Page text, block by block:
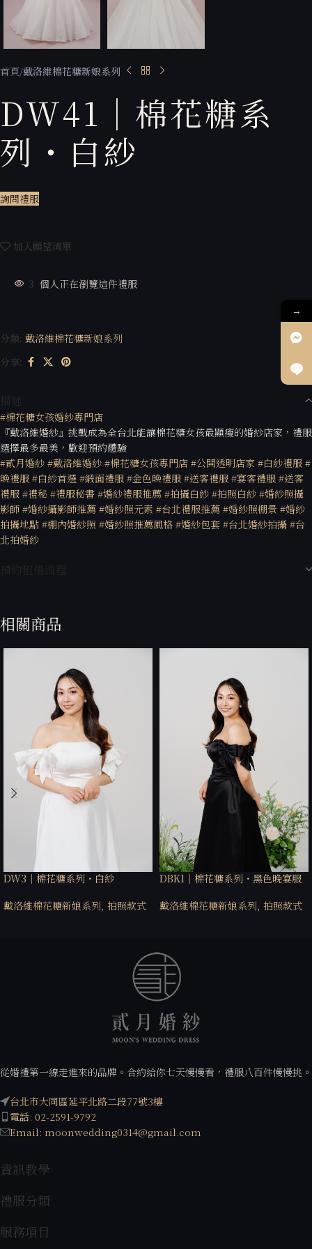
首頁 戴洛維棉花糖新娘系列
DW41｜棉花糖系
列・白紗
詢問禮服
加入願望清單
3 個人正在瀏覽這件禮服
分類: 戴洛維棉花糖新娘系列
分享:
#棉花糖女孩婚紗專門店
『戴洛維婚紗』挑戰成為全台北能讓棉花糖女孩最顯瘦的婚紗店家，禮服
選擇最多最美，歡迎預約體驗
#貳月婚紗 #戴洛維婚紗 #棉花糖女孩專門店 #公開透明店家 #白紗禮服 #
晚禮服 #白紗首選 #緞面禮服 #金色晚禮服 #送客禮服 #宴客禮服 #送客
禮服 #禮秘 #禮服秘書 #婚紗禮服推薦 #拍攝白紗 #拍照白紗 #婚紗照攝
影師 #婚紗攝影師推薦 #婚紗照元素 #台北禮服推薦 #婚紗照棚景 #婚紗
拍攝地點 #棚內婚紗照 #婚紗照推薦風格 #婚紗包套 #台北婚紗拍攝 #台
北拍婚紗
相關商品
DW3｜棉花糖系列・白紗
戴洛維棉花糖新娘系列 拍照款式
DBK1｜棉花糖系列・黑色晚宴服
戴洛維棉花糖新娘系列 拍照款式
從婚禮第一線走進來的品牌。合約給你七天慢慢看，禮服八百件慢慢挑。
台北市大同區延平北路二段77號3樓
電話: 02-2591-9792
Email: moonwedding0314@gmail.com
資訊教學
禮服分類
服務項目
→